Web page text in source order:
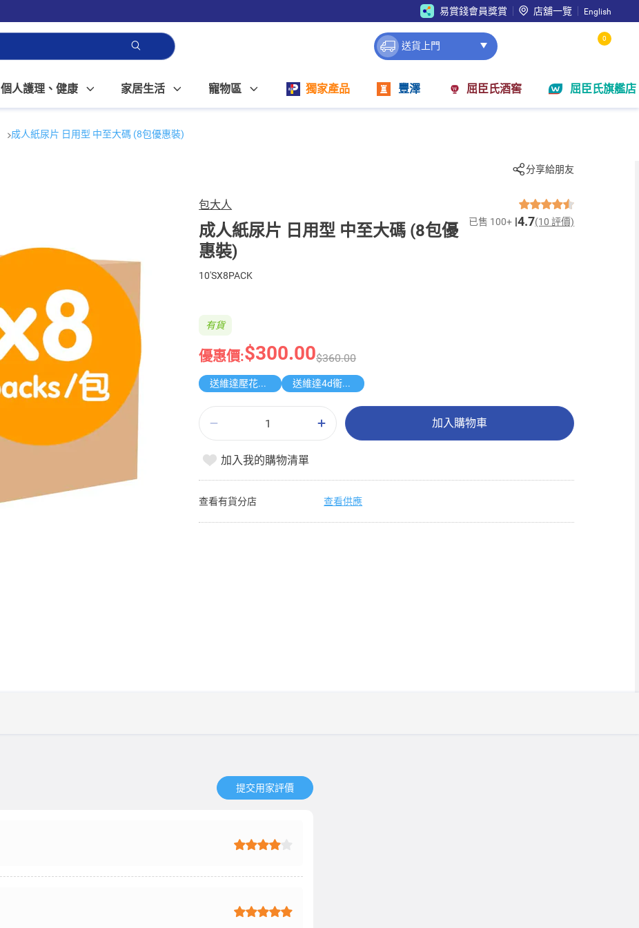
易賞錢會員獎賞 店舖一覽 English
送貨上門
0
個人護理、健康 家居生活 寵物區 獨家產品 豐澤 屈臣氏酒窖 屈臣氏旗艦店
成人紙尿片 日用型 中至大碼 (8包優惠裝)
分享給朋友
包大人
成人紙尿片 日用型 中至大碼 (8包優
惠裝)
已售 100+ 4.7(10 評價)
10'SX8PACK
優惠價:$300.00$360.00
有貨
送維達壓花袋裝面紙 送維達4d衞生紙27卷裝
加入購物車
加入我的購物清單
查看有貨分店 查看供應
提交用家評價​